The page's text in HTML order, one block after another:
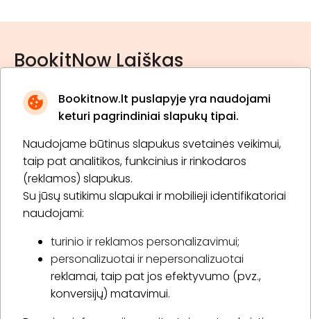
Bookitnow.lt puslapyje yra naudojami
keturi pagrindiniai slapukų tipai.
Naudojame būtinus slapukus svetainės veikimui,
taip pat analitikos, funkcinius ir rinkodaros
(reklamos) slapukus.
Su jūsų sutikimu slapukai ir mobilieji identifikatoriai
naudojami:
turinio ir reklamos personalizavimui;
personalizuotai ir nepersonalizuotai
reklamai, taip pat jos efektyvumo (pvz.,
konversijų) matavimui.
BookitNow Laiškas
* Susipažinau su privatumo politika
Prenumeruoti
Apie „BookitNow“
Informacija